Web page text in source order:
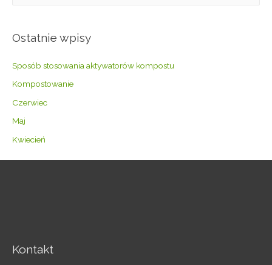
Ostatnie wpisy
Sposób stosowania aktywatorów kompostu
Kompostowanie
Czerwiec
Maj
Kwiecień
Kontakt